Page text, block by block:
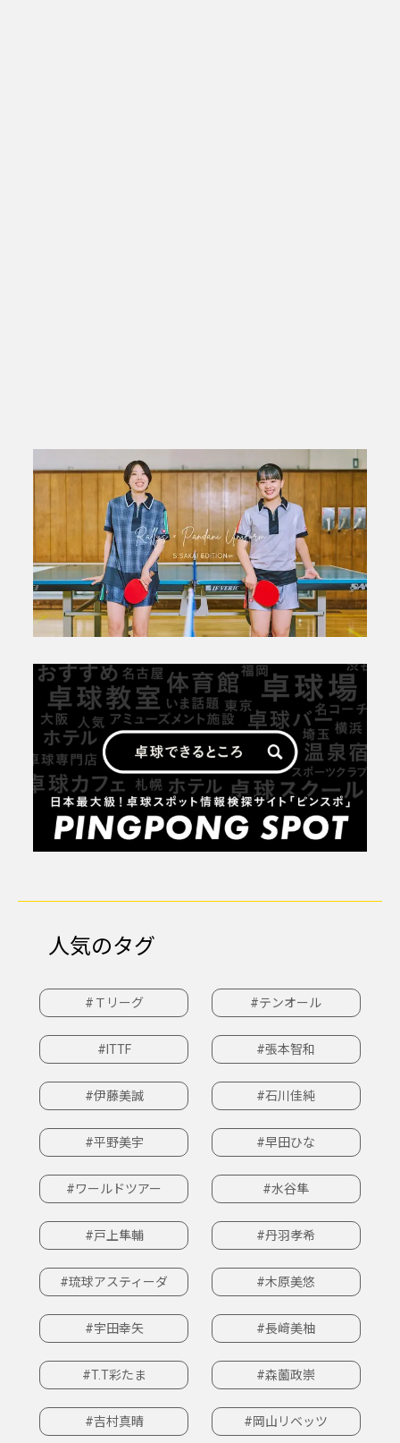
人気のタグ
#Ｔリーグ #テンオール
#ITTF #張本智和
#伊藤美誠 #石川佳純
#平野美宇 #早田ひな
#ワールドツアー #水谷隼
#戸上隼輔 #丹羽孝希
#琉球アスティーダ #木原美悠
#宇田幸矢 #長﨑美柚
#T.T彩たま #森薗政崇
#吉村真晴 #岡山リベッツ